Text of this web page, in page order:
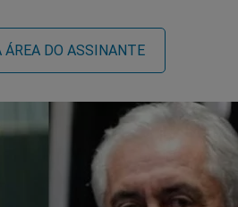
ÁREA DO ASSINANTE